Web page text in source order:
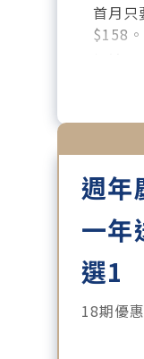
首月只
$158。
刊、
每「
每月
訂閱專
技趨勢
週年
一年
選1
18期優